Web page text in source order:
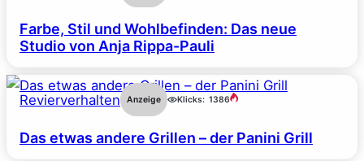
Farbe, Stil und Wohlbefinden: Das neue
Studio von Anja Rippa-Pauli
Revierverhalten Anzeige Klicks: 1386
Das etwas andere Grillen – der Panini Grill